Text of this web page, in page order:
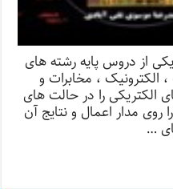
از دروس پایه رشته های
، مخابرات و
الکتریکی را در حالت های
مدار اعمال و نتایج آن
…